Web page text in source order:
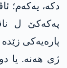
پەکەکێ ل
پارەیەکی
ژی ھەنە. یا